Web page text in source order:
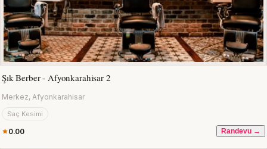
Şık Berber - Afyonkarahisar 2
Merkez, Afyonkarahisar
Saç Kesimi
0.00 Randevu →